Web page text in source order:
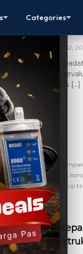
Categories
Uji
May 12,
Uji
Proses […]
,alat uji kepadatan
,kepadatan tanah ,
,Sand Cone , solusi uji
Uji